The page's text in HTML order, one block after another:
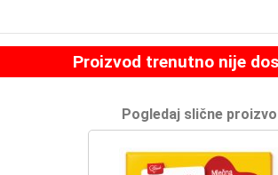
Proizvod trenutno nije
Pogledaj slične